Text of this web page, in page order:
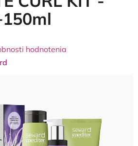
hodnotenia